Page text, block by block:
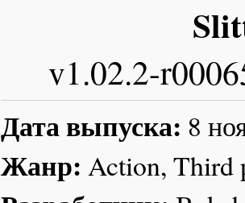
v1.02.2-
Дата выпуска: 8
Жанр: Action, Third